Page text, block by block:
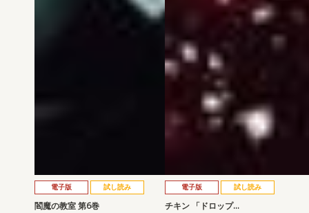
電子版 試し読み
閻魔の教室 第6巻
電子版 試し読み
チキン 「ドロップ…